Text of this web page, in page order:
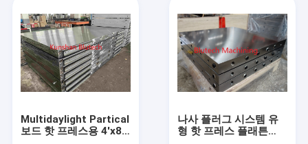
Multidaylight Partical
보드 핫 프레스용 4'x8'
나사 플러그 시스템 유
형 핫 프레스 플래튼